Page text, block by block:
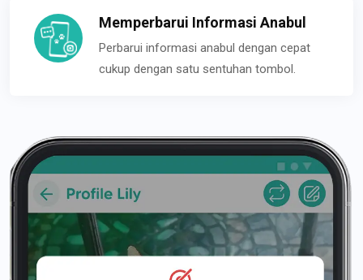
Memperbarui Informasi Anabul
Perbarui informasi anabul dengan cepat
cukup dengan satu sentuhan tombol.